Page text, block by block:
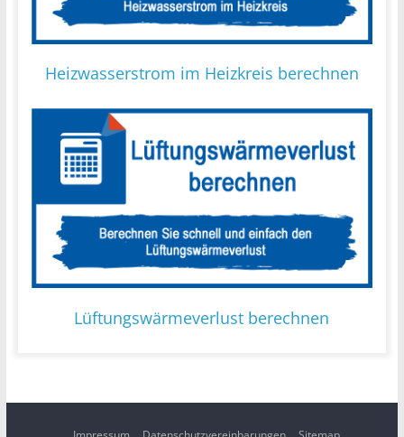
Heizwasserstrom im Heizkreis berechnen
Lüftungswärmeverlust berechnen